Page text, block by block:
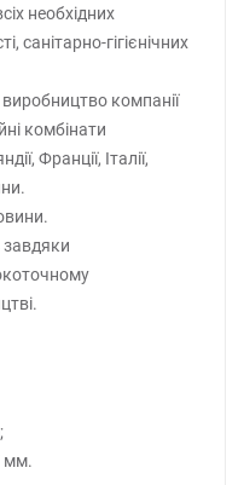
необхідних
санітарно-гігієнічних
компанії
комбінати
Франції, Італії,
завдяки
мм.